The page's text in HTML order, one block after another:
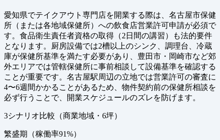
愛知県でテイクアウト専門店を開業する際は、名古屋市保健
所（または各地域保健所）への飲食店営業許可申請が必須で
す。食品衛生責任者資格の取得（2日間の講習）も法的要件
となります。厨房設備では2槽以上のシンク、調理台、冷蔵
庫が保健所基準を満たす必要があり、豊田市・岡崎市など郊
外エリアでは管轄保健所に事前相談して設備基準を確認する
ことが重要です。名古屋駅周辺の立地では営業許可の審査に
4〜6週間かかることがあるため、物件契約前の保健所相談を
必ず行うことで、開業スケジュールのズレを防げます。
3シナリオ比較（商業地域・6坪）
繁盛期（稼働率91%）